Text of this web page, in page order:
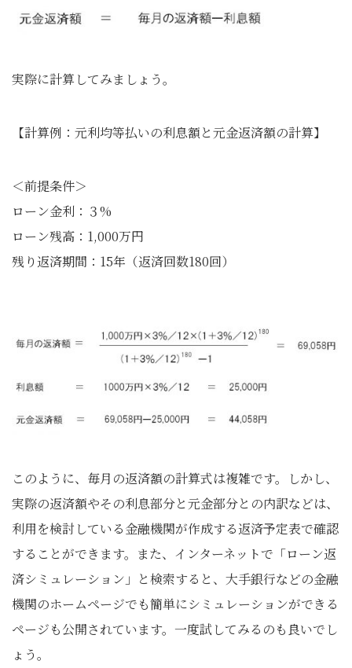
実際に計算してみましょう。
【計算例：元利均等払いの利息額と元金返済額の計算】
＜前提条件＞
ローン金利：３%
ローン残高：1,000万円
残り返済期間：15年（返済回数180回）
このように、毎月の返済額の計算式は複雑です。しかし、
実際の返済額やその利息部分と元金部分との内訳などは、
利用を検討している金融機関が作成する返済予定表で確認
することができます。また、インターネットで「ローン返
済シミュレーション」と検索すると、大手銀行などの金融
機関のホームページでも簡単にシミュレーションができる
ページも公開されています。一度試してみるのも良いでし
ょう。